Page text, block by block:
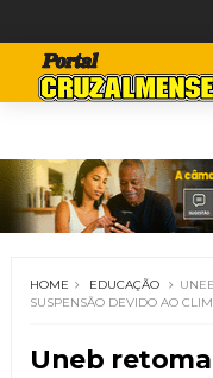
HOME EDUCAÇÃO
SUSPENSÃO DEVIDO AO
Uneb